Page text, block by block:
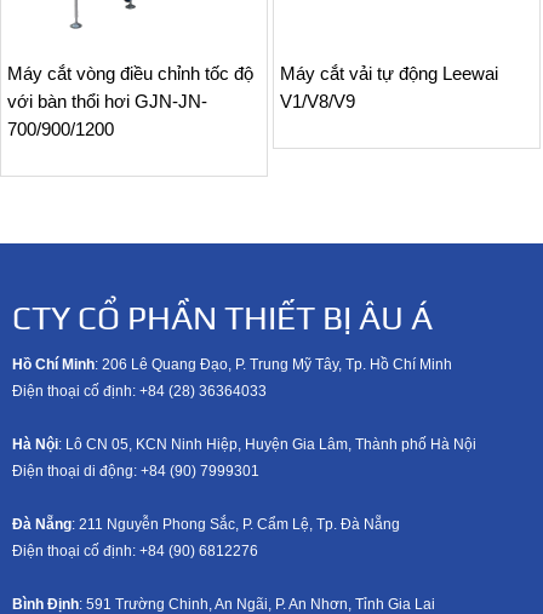
Máy cắt vòng điều chỉnh tốc độ
với bàn thổi hơi GJN-JN-
700/900/1200
Máy cắt vải tự động Leewai
V1/V8/V9
CTY CỔ PHẦN THIẾT BỊ ÂU Á
Hồ Chí Minh: 206 Lê Quang Đạo, P. Trung Mỹ Tây, Tp. Hồ Chí Minh
Điện thoại cố định: +84 (28) 36364033
Hà Nội: Lô CN 05, KCN Ninh Hiệp, Huyện Gia Lâm, Thành phố Hà Nội
Điện thoại di động: +84 (90) 7999301
Đà Nẵng: 211 Nguyễn Phong Sắc, P. Cẩm Lệ, Tp. Đà Nẵng
Điện thoại cố định: +84 (90) 6812276
Bình Định: 591 Trường Chinh, An Ngãi, P. An Nhơn, Tỉnh Gia Lai